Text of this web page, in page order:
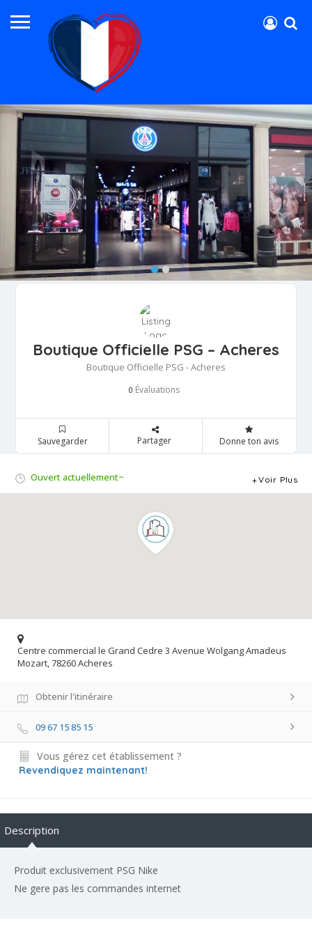
Boutique Officielle PSG – Acheres
Boutique Officielle PSG - Acheres
0 Évaluations
Sauvegarder Partager Donne ton avis
Ouvert actuellement~ Voir Plus
Centre commercial le Grand Cedre 3 Avenue Wolgang Amadeus
Mozart, 78260 Acheres
Obtenir l'itinéraire
09 67 15 85 15
Vous gérez cet établissement ?
Revendiquez maintenant!
Description
Produit exclusivement PSG Nike
Ne gere pas les commandes internet